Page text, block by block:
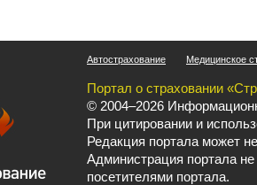
Автострахование Медицинское
Портал о страховании
© 2004–2026
При цитировании и
Редакция портала может
Администрация портала
посетителями портала.